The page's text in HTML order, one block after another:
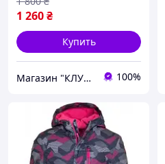
1 260₴
Купить
Магазин "КЛУБ МАНДРІВНИКІВ" 100%